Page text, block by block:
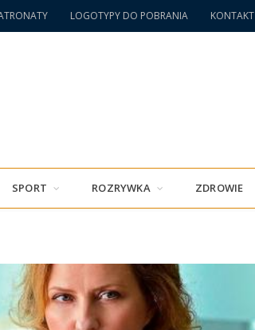
LOGOTYPY DO POBRANIA KONTAKT
SPORT ROZRYWKA ZDROWIE